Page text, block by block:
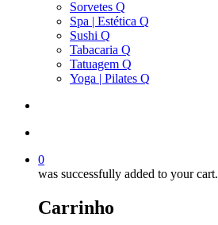
Sorvetes Q
Spa | Estética Q
Sushi Q
Tabacaria Q
Tatuagem Q
Yoga | Pilates Q
0
was successfully added to your cart.
Carrinho